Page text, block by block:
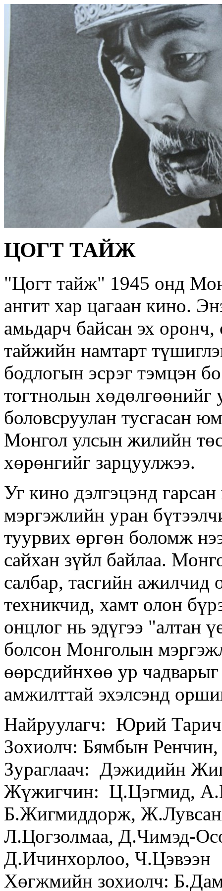
ЦОГТ ТАЙЖ
"Цогт тайж" 1945 онд
ангит хар цагаан кино.
амьдарч байсан эх оронч,
тайжийн намтарт
бодлогын эсрэг тэмцэн
тогтнолын хөдөлгөөнийг
боловсруулан тусгасан
Монгол улсын жилийн
хөрөнгийг зарцуулжээ.
Уг кино дэлгэцэнд
мэргэжлийн уран
туурвих өргөн боломж
сайхан зүйл байлаа.
салбар, тасгийн
техникчид, хамт олон
онцлог нь эдүгээ "алтан
болсон Монголын
өөрсдийнхөө ур
амжилттай эхэлсэнд
Найруулагч: Юрий Тарич
Зохиолч: Бямбын
Зураглаач: Дэжидийн
Жүжигчин: Ц.Цэгмид,
Б.Жигмиддорж,
Л.Цогзолмаа, Д.Чимэд-
Д.Ичинхорлоо, Ч.Цэвээн
Хөгжмийн зохиолч: